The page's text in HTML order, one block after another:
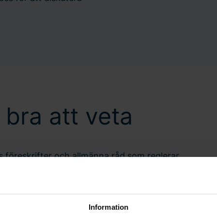
Information
bra att veta
föreskrifter och allmänna råd som reglerar
och elektrisk utrustning.
eller utrustningen är säker och
utifrån en genomförd riskbedömning, ta
dokumentera dessa rutiner.